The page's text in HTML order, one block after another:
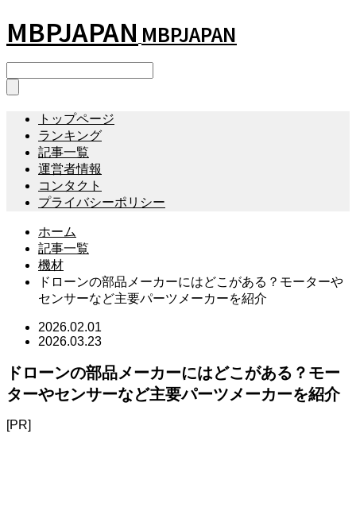
MBPJAPAN MBPJAPAN
トップページ
ランキング
記事一覧
運営者情報
コンタクト
プライバシーポリシー
ホーム
記事一覧
機材
ドローンの部品メーカーにはどこがある？モーターや
センサーなど主要パーツメーカーを紹介
2026.02.01
2026.03.23
ドローンの部品メーカーにはどこがある？モー
ターやセンサーなど主要パーツメーカーを紹介
[PR]